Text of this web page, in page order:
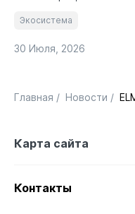
Экосистема
30 Июля, 2026
Главная / Новости /
Карта сайта
Контакты